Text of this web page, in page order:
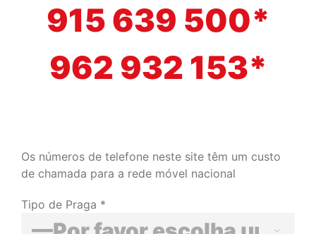
915 639 500*
962 932 153*
Os números de telefone neste site têm um custo
de chamada para a rede móvel nacional
Tipo de Praga *
